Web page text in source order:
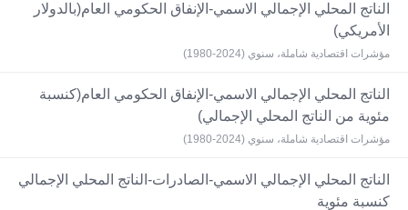
الناتج المحلي الإجمالي الاسمي-الإنفاق الحكومي العام(بالدولار
الأمريكي)
مؤشرات اقتصادية شاملة، سنوي (2024-1980)
الناتج المحلي الإجمالي الاسمي-الإنفاق الحكومي العام(كنسبة
مئوية من الناتج المحلي الإجمالي)
مؤشرات اقتصادية شاملة، سنوي (2024-1980)
الناتج المحلي الإجمالي الاسمي-الصادرات-الناتج المحلي الإجمالي
كنسبة مئوية